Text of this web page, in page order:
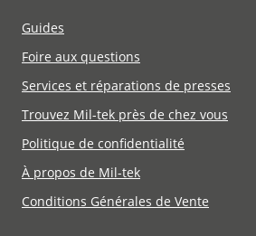
Guides
Foire aux questions
Services et réparations de presses
Trouvez Mil-tek près de chez vous
Politique de confidentialité
À propos de Mil-tek
Conditions Générales de Vente